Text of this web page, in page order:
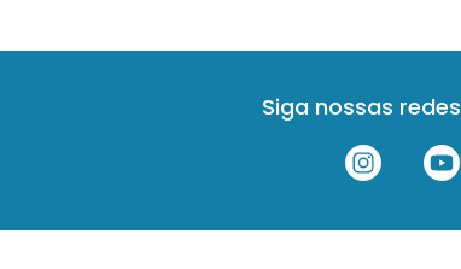
Siga nossas